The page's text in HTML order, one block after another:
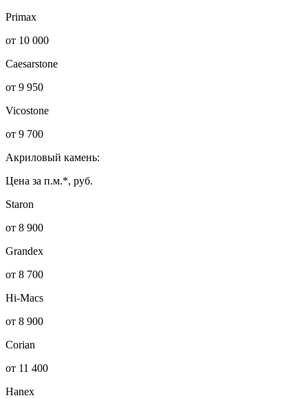
Primax
от 10 000
Caesarstone
от 9 950
Vicostone
от 9 700
Акриловый камень:
Цена за п.м.*, руб.
Staron
от 8 900
Grandex
от 8 700
Hi-Macs
от 8 900
Corian
от 11 400
Hanex